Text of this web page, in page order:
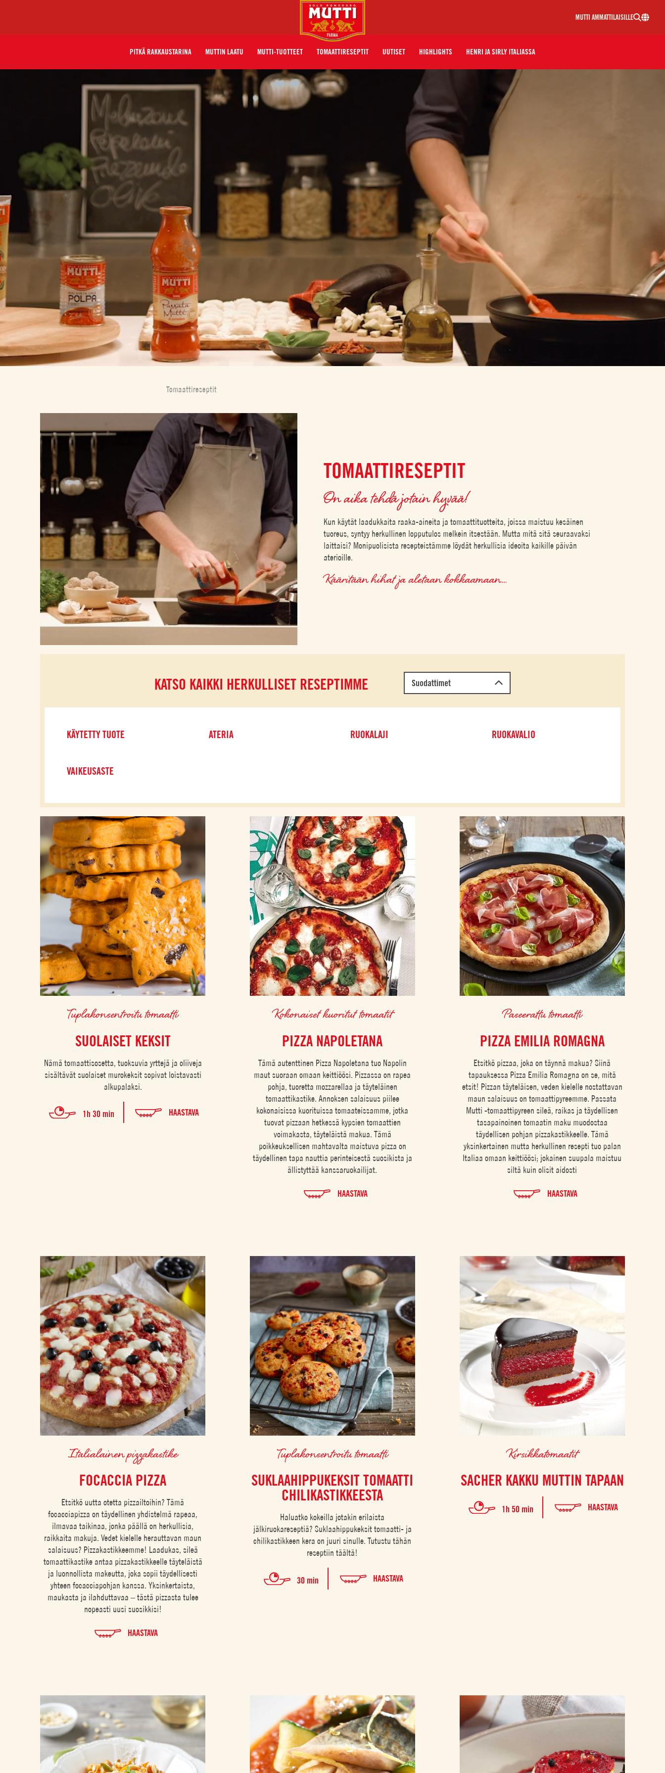
MUTTI AMMATTILAISILLE
PITKÄ RAKKAUSTARINA MUTTIN LAATU MUTTI-TUOTTEET TOMAATTIRESEPTIT UUTISET HIGHLIGHTS HENRI JA SIRLY ITALIASSA
Tomaattireseptit
TOMAATTIRESEPTIT
On aika tehdä jotain hyvää!
Kun käytät laadukkaita raaka-aineita ja tomaattituotteita, joissa maistuu kesäinen
tuoreus, syntyy herkullinen lopputulos melkein itsestään. Mutta mitä sitä seuraavaksi
laittaisi? Monipuolisista resepteistämme löydät herkullisia ideoita kaikille päivän
aterioille.
Kääritään hihat ja aletaan kokkaamaan…
KATSO KAIKKI HERKULLISET RESEPTIMME Suodattimet
KÄYTETTY TUOTE ATERIA RUOKALAJI RUOKAVALIO
VAIKEUSASTE
Tuplakonsentroitu tomaatti
SUOLAISET KEKSIT
Nämä tomaattisosetta, tuoksuvia yrttejä ja oliiveja
sisältävät suolaiset murokeksit sopivat loistavasti
alkupalaksi.
1h 30 min HAASTAVA
Kokonaiset kuoritut tomaatit
PIZZA NAPOLETANA
Tämä autenttinen Pizza Napoletana tuo Napolin
maut suoraan omaan keittiöösi. Pizzassa on rapea
pohja, tuoretta mozzarellaa ja täyteläinen
tomaattikastike. Annoksen salaisuus piilee
kokonaisissa kuorituissa tomaateissamme, jotka
tuovat pizzaan hetkessä kypsien tomaattien
voimakasta, täyteläistä makua. Tämä
poikkeuksellisen mahtavalta maistuva pizza on
täydellinen tapa nauttia perinteisestä suosikista ja
ällistyttää kanssaruokailijat.
HAASTAVA
Paseerattu tomaatti
PIZZA EMILIA ROMAGNA
Etsitkö pizzaa, joka on täynnä makua? Siinä
tapauksessa Pizza Emilia Romagna on se, mitä
etsit! Pizzan täyteläisen, veden kielelle nostattavan
maun salaisuus on tomaattipyreemme. Passata
Mutti -tomaattipyreen sileä, raikas ja täydellisen
tasapainoinen tomaatin maku muodostaa
täydellisen pohjan pizzakastikkeelle. Tämä
yksinkertainen mutta herkullinen resepti tuo palan
Italiaa omaan keittiöösi; jokainen suupala maistuu
siltä kuin olisit aidosti
HAASTAVA
Italialainen pizzakastike
FOCACCIA PIZZA
Etsitkö uutta otetta pizzailtoihin? Tämä
focacciapizza on täydellinen yhdistelmä rapeaa,
ilmavaa taikinaa, jonka päällä on herkullisia,
raikkaita makuja. Vedet kielelle herauttavan maun
salaisuus? Pizzakastikkeemme! Laadukas, sileä
tomaattikastike antaa pizzakastikkeelle täyteläistä
ja luonnollista makeutta, joka sopii täydellisesti
yhteen focacciapohjan kanssa. Yksinkertaista,
maukasta ja ilahduttavaa – tästä pizzasta tulee
nopeasti uusi suosikkisi!
HAASTAVA
Tuplakonsentroitu tomaatti
SUKLAAHIPPUKEKSIT TOMAATTI
CHILIKASTIKKEESTA
Haluatko kokeilla jotakin erilaista
jälkiruokareseptiä? Suklaahippukeksit tomaatti- ja
chilikastikkeen kera on juuri sinulle. Tutustu tähän
reseptiin täältä!
30 min HAASTAVA
Kirsikkatomaatit
SACHER KAKKU MUTTIN TAPAAN
1h 50 min HAASTAVA